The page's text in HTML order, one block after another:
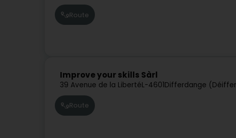
Route
Improve your skills Sàrl
39 Avenue de la LibertéL-4601Differdange
Route